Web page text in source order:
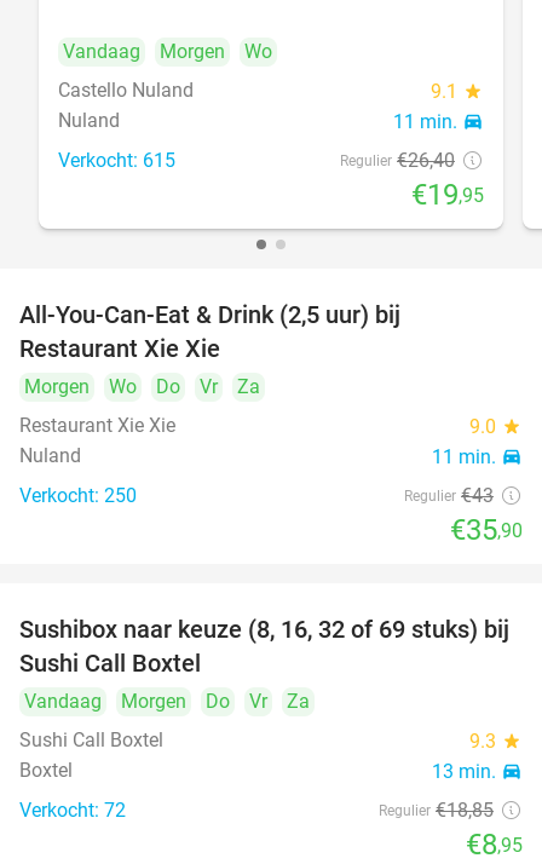
Vandaag Morgen
Wo
Castello Nuland
9.1 star
Nuland 11 min. directions_car
Verkocht: 615 Regulier €26,40
€19,95
All-You-Can-Eat & Drink (2,5 uur) bij
Restaurant Xie Xie
Morgen Wo Do Vr
Za
Restaurant Xie Xie
9.0 star
Nuland 11 min. directions_car
Verkocht: 250 Regulier €43
€35,90
53%
Sushibox naar keuze (8, 16, 32 of 69 stuks) bij
Sushi Call Boxtel
Vandaag Morgen Do Vr
Za
Sushi Call Boxtel
9.3 star
Boxtel 13 min. directions_car
Verkocht: 72 Regulier €18,85
€8,95